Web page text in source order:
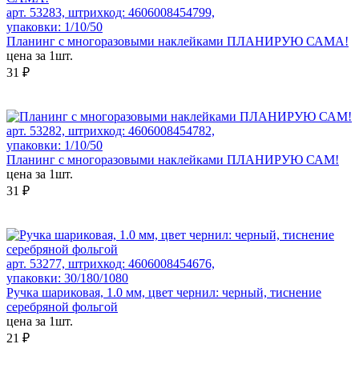
арт. 53283, штрихкод: 4606008454799,
упаковки: 1/10/50
Планинг с многоразовыми наклейками ПЛАНИРУЮ САМА!
цена за 1шт.
31 ₽
арт. 53282, штрихкод: 4606008454782,
упаковки: 1/10/50
Планинг с многоразовыми наклейками ПЛАНИРУЮ САМ!
цена за 1шт.
31 ₽
арт. 53277, штрихкод: 4606008454676,
упаковки: 30/180/1080
Ручка шариковая, 1.0 мм, цвет чернил: черный, тиснение
серебряной фольгой
цена за 1шт.
21 ₽